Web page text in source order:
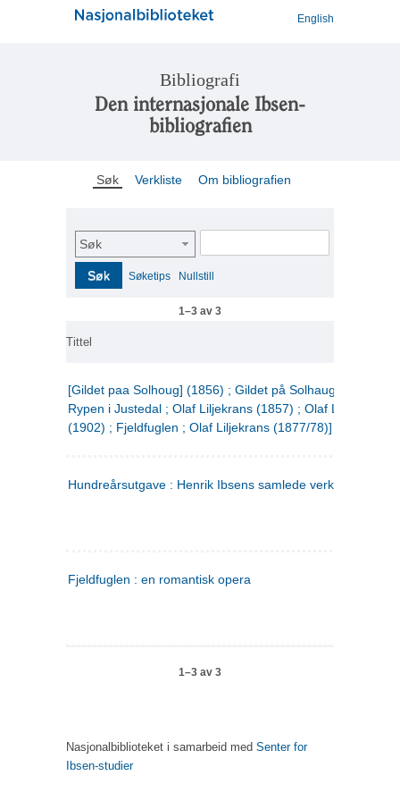
English
Bibliografi
Den internasjonale Ibsen-
bibliografien
Søk Verkliste Om bibliografien
Søk
Søk Søketips Nullstill
1–3 av 3
Tittel
[Gildet paa Solhoug] (1856) ; Gildet på Solhaug (1883) ;
Rypen i Justedal ; Olaf Liljekrans (1857) ; Olaf Liljekrans
(1902) ; Fjeldfuglen ; Olaf Liljekrans (1877/78)]
Hundreårsutgave : Henrik Ibsens samlede verker. 3
Fjeldfuglen : en romantisk opera
1–3 av 3
Nasjonalbiblioteket i samarbeid med Senter for
Ibsen-studier